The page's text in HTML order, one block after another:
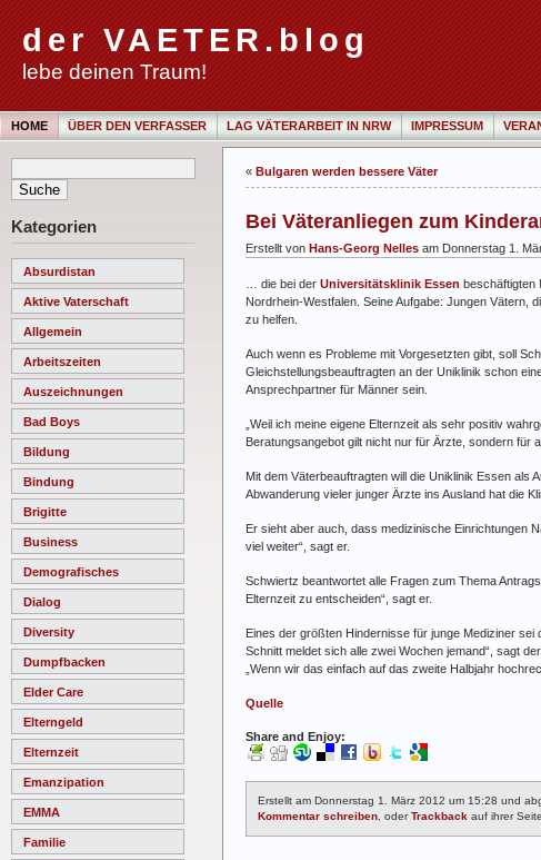
der VAETER.blog
lebe deinen Traum!
HOME ÜBER DEN VERFASSER LAG VÄTERARBEIT IN NRW IMPRESSUM
Kategorien
Absurdistan
Aktive Vaterschaft
Allgemein
Arbeitszeiten
Auszeichnungen
Bad Boys
Bildung
Bindung
Brigitte
Business
Demografisches
Dialog
Diversity
Dumpfbacken
Elder Care
Elterngeld
Elternzeit
Emanzipation
EMMA
Familie
« Bulgaren werden bessere Väter
Bei Väteranliegen zum
Erstellt von Hans-Georg Nelles am Donnerstag 1.
… die bei der Universitätsklinik Essen beschäftigten
Nordrhein-Westfalen. Seine Aufgabe: Jungen Vätern,
zu helfen.
Auch wenn es Probleme mit Vorgesetzten gibt, soll
Gleichstellungsbeauftragten an der Uniklinik schon
Ansprechpartner für Männer sein.
„Weil ich meine eigene Elternzeit als sehr positiv
Beratungsangebot gilt nicht nur für Ärzte, sondern für
Mit dem Väterbeauftragten will die Uniklinik Essen
Abwanderung vieler junger Ärzte ins Ausland hat die
Er sieht aber auch, dass medizinische Einrichtungen
viel weiter“, sagt er.
Schwiertz beantwortet alle Fragen zum Thema
Elternzeit zu entscheiden“, sagt er.
Eines der größten Hindernisse für junge Mediziner
Schnitt meldet sich alle zwei Wochen jemand“, sagt
„Wenn wir das einfach auf das zweite Halbjahr
Quelle
Share and Enjoy:
Erstellt am Donnerstag 1. März 2012 um 15:28 und
Kommentar schreiben , oderTrackback auf ihrer